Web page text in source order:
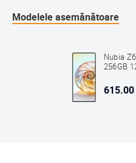
Modelele asemănătoare
Nubia
256GB
615.00